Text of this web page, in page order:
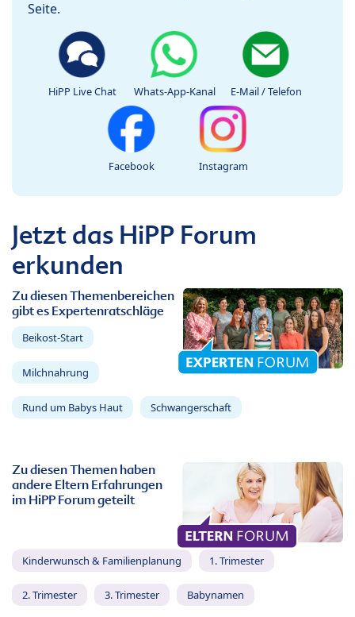
Seite.
HiPP Live Chat Whats-App-Kanal E-Mail / Telefon
Facebook Instagram
Jetzt das HiPP Forum
erkunden
Zu diesen Themenbereichen
gibt es Expertenratschläge
Beikost-Start
Milchnahrung
Rund um Babys Haut Schwangerschaft
Zu diesen Themen haben
andere Eltern Erfahrungen
im HiPP Forum geteilt
Kinderwunsch & Familienplanung 1. Trimester
2. Trimester 3. Trimester Babynamen